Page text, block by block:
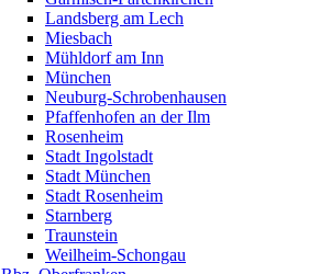
Landsberg am Lech
Miesbach
Mühldorf am Inn
München
Neuburg-Schrobenhausen
Pfaffenhofen an der Ilm
Rosenheim
Stadt Ingolstadt
Stadt München
Stadt Rosenheim
Starnberg
Traunstein
Weilheim-Schongau